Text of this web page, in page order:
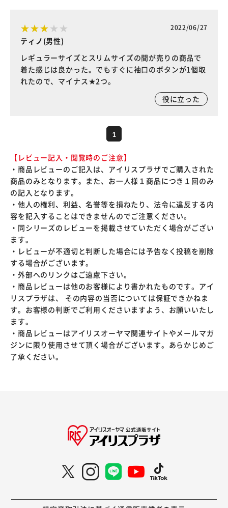
2022/06/27
ティノ(男性)
レギュラーサイズとスリムサイズの間が売りの商品で
着た感じは良かった。でもすぐに袖口のボタンが1個取
れたので、マイナス★2つ。
役に立った
1
【レビュー記入・閲覧時のご注意】
・商品レビューのご記入は、アイリスプラザでご購入された
商品のみとなります。また、お一人様１商品につき１回のみ
の記入となります。
・他人の権利、利益、名誉等を損ねたり、法令に違反する内
容を記入することはできませんのでご注意ください。
・同シリーズのレビューを掲載させていただく場合がござい
ます。
・レビューが不適切と判断した場合には予告なく投稿を削除
する場合がございます。
・外部へのリンクはご遠慮下さい。
・商品レビューは他のお客様により書かれたものです。アイ
リスプラザは、 その内容の当否については保証できかねま
す。お客様の判断でご利用くださいますよう、お願いいたし
ます。
・商品レビューはアイリスオーヤマ関連サイトやメールマガ
ジンに限り使用させて頂く場合がございます。あらかじめご
了承ください。